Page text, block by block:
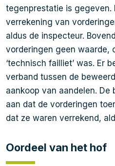
tegenprestatie is gegeven.
verrekening van
aldus de inspecteur.
vorderingen geen waarde,
‘technisch failliet’ was. Er
verband tussen de
aankoop van aandelen.
aan dat de vorderingen
dat ze waren verrekend,
Oordeel van het hof